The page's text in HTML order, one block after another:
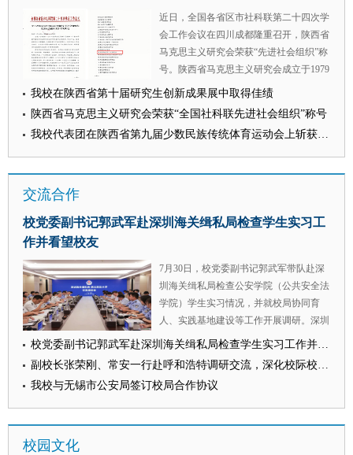
生动鲜活、寓教于乐的优质法治微课。
学校依托底蕴深厚的法学专业师资，丰富
的青少年法治教育教研成果，连续三年承
办陕西省学生“学宪法 讲宪法”比赛，多次
在全国赛事中取得优异成绩。 （供稿：
党委学工部 撰稿：贺星婵 审核：蒋国
纲）
近日，全国各省区市社科联第二十四次学
会工作会议在四川成都隆重召开，陕西省
马克思主义研究会荣获“先进社会组织”称
号。陕西省马克思主义研究会成立于1979
年，是陕西省马克思主义研究领域的重要
会，由校党委委员、副校长马朝琦教授担
任理事长，常设秘书处设在我校。 全国
社科工作办副主任、一级巡视员赵川东出
席会议并致辞。会上，中央党史和文献研
勇，南开大学讲席教授、原副校长朱光
术报告。本次大会对全国社科联系统涌现
出的142家先进社会组织和147名优秀社会
组织工作者进行了隆重表彰。 （供稿：
马克思主义学院 撰稿：刘栩源 审核：李
政敏）
我校在陕西省第十届研究生创新成果展中取得佳绩
陕西省马克思主义研究会荣获“全国社科联先进社会组织”称号
我校代表团在陕西省第九届少数民族传统体育运动会上斩获佳绩
交流合作
校党委副书记郭武军赴深圳海关缉私局检查学生实习工
作并看望校友
7月30日，校党委副书记郭武军带队赴深
圳海关缉私局检查公安学院（公共安全法
学院）学生实习情况，并就校局协同育
人、实践基地建设等工作开展调研。深圳
海关缉私局局长张军强参加调研并主持座
调研。 座谈会上，张军强对学校一行表
示欢迎，并介绍校局合作共建以来实习岗
位设置、“一对一”导师制带教、生活保障
及安全管理的整体情况。各分局负责人分
校党委副书记郭武军赴深圳海关缉私局检查学生实习工作并看望校友
副校长张荣刚、常安一行赴呼和浩特调研交流，深化校际校地合作
我校与无锡市公安局签订校局合作协议
校园文化